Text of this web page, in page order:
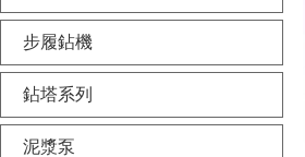
步履鉆機
鉆塔系列
泥漿泵